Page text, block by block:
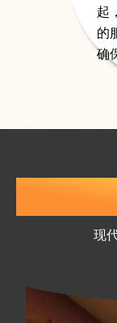
起
的
确
现